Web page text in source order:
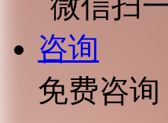
咨询
免费咨询